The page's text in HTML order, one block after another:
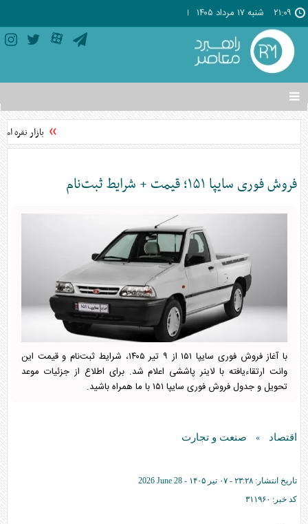
۲۱:۰۹ شنبه ۱۷ مرداد ۱۴۰۵
تغییر
وضعیت
منوی
ها
بازار نقره
فروش فوری سایپا ۱۵۱؛ قیمت + شرایط ثبت‌نام
با آغاز فروش فوری سایپا ۱۵۱ از ۹ تیر ۱۴۰۵، شرایط ثبت‌نام و قیمت این
وانت ارتقاءیافته با لاینر پاششی اعلام شد. برای اطلاع از جزئیات موعد
تحویل و جدول فروش فوری سایپا ۱۵۱ با ما همراه باشید.
اقتصاد » صنعت و تجارت
تاریخ انتشار: ۲۳:۲۸ - ۰۷ تير ۱۴۰۵ -
2026 June 28
کد خبر: ۳۱۱۹۶۰